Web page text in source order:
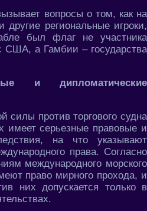
вопросы о том, как на
другие региональные игроки,
был флаг не участника
США, а Гамбии – государства
и дипломатические
силы против торгового судна
имеет серьезные правовые и
на что указывают
права. Согласно
международного морского
право мирного прохода, и
них допускается только в